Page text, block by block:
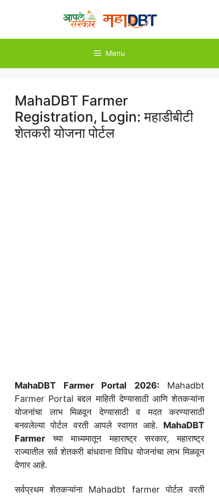
Menu
MahaDBT Farmer
Registration, Login: महाडीबीटी
शेतकरी योजना पोर्टल
MahaDBT Farmer Portal 2026: Mahadbt
Farmer Portal बद्दल माहिती देण्यासाठी आणि शेतकऱ्यांना
योजनांचा लाभ मिळवून देण्यासाठी व मदत करण्यासाठी
बनवलेल्या पोर्टल वरती आपले स्वागत आहे. MahaDBT
Farmer च्या माध्यमातून महाराष्ट्र सरकार, महाराष्ट्र
राज्यातील सर्व शेतकरी बांधवाना विविध योजनांचा लाभ मिळवून
देणार आहे.
सर्वप्रथम शेतकऱ्यांना Mahadbt farmer पोर्टल वरती